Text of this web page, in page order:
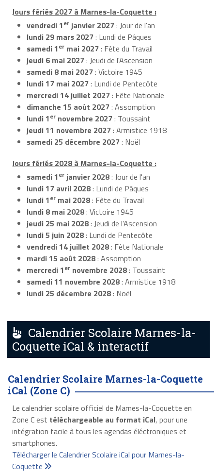
Jours fériés 2027 à Marnes-la-Coquette :
vendredi 1er janvier 2027: Jour de l'an
lundi 29 mars 2027: Lundi de Pâques
samedi 1er mai 2027: Fête du Travail
jeudi 6 mai 2027: Jeudi de l'Ascension
samedi 8 mai 2027: Victoire 1945
lundi 17 mai 2027: Lundi de Pentecôte
mercredi 14 juillet 2027: Fête Nationale
dimanche 15 août 2027: Assomption
lundi 1er novembre 2027: Toussaint
jeudi 11 novembre 2027: Armistice 1918
samedi 25 décembre 2027: Noël
Jours fériés 2028 à Marnes-la-Coquette :
samedi 1er janvier 2028: Jour de l'an
lundi 17 avril 2028: Lundi de Pâques
lundi 1er mai 2028: Fête du Travail
lundi 8 mai 2028: Victoire 1945
jeudi 25 mai 2028: Jeudi de l'Ascension
lundi 5 juin 2028: Lundi de Pentecôte
vendredi 14 juillet 2028: Fête Nationale
mardi 15 août 2028: Assomption
mercredi 1er novembre 2028: Toussaint
samedi 11 novembre 2028: Armistice 1918
lundi 25 décembre 2028: Noël
Calendrier Scolaire Marnes-la-
Coquette iCal & interactif
Calendrier Scolaire Marnes-la-Coquette
iCal (Zone C)
Le calendrier scolaire officiel de Marnes-la-Coquette en
Zone C est téléchargeable au format iCal, pour une
intégration facile à tous les agendas éléctroniques et
smartphones.
Télécharger le Calendrier Scolaire iCal pour Marnes-la-
Coquette